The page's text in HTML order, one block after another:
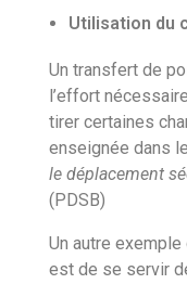
Utilisation du
Un transfert de
l’effort
tirer certaines
enseignée dans
le déplacement
(PDSB)
Un autre
est de se servir